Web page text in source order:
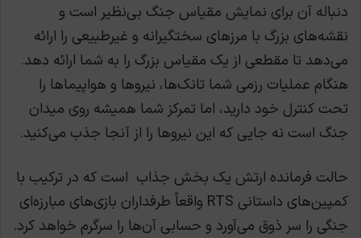
دنباله آن برای نمایش مقیاس جنگ بی‌نظیر است و
نقشه‌های بزرگ با مرزهای سختگیرانه و غیرطبیعی را ارائه
می‌دهد تا مقطعی از یک مقیاس بزرگ را به شما ارائه دهد.
هنگام عملیات رزمی شما تانک‌ها، نیروها و هواپیماها را
تحت کنترل خود دارید، اما تمرکز شما همیشه روی میدان
جنگ است نه جایی که این نیروها را از آنجا جذب می‌کنید.
حالت فرمانده ارتش یک بخش جذاب است که در ترکیب با
کمپین‌های داستانی RTS واقعاً طرفداران بازی‌های مبارزه‌ای
جنگی را سر ذوق می‌آورد و حسابی آن‌ها را سرگرم خواهد کرد.